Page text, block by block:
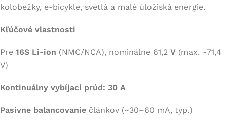
kolobežky, e-bicykle, svetlá a malé úložiská energie.
Kľúčové vlastnosti
Pre 16S Li-ion (NMC/NCA), nominálne 61,2 V (max. ~71,4
V)
Kontinuálny vybíjací prúd: 30 A
Pasívne balancovanie článkov (~30–60 mA, typ.)